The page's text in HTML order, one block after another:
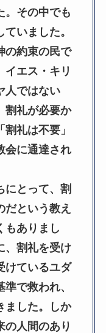
。その中でも
いました。
の約束の民で
イエス・キリ
人ではない
割礼が必要か
礼は不要」
会に通達され
にとって、割
という教え
もありまし
、割礼を受け
けているユダ
で救われ、
ました。しか
の人間のあり